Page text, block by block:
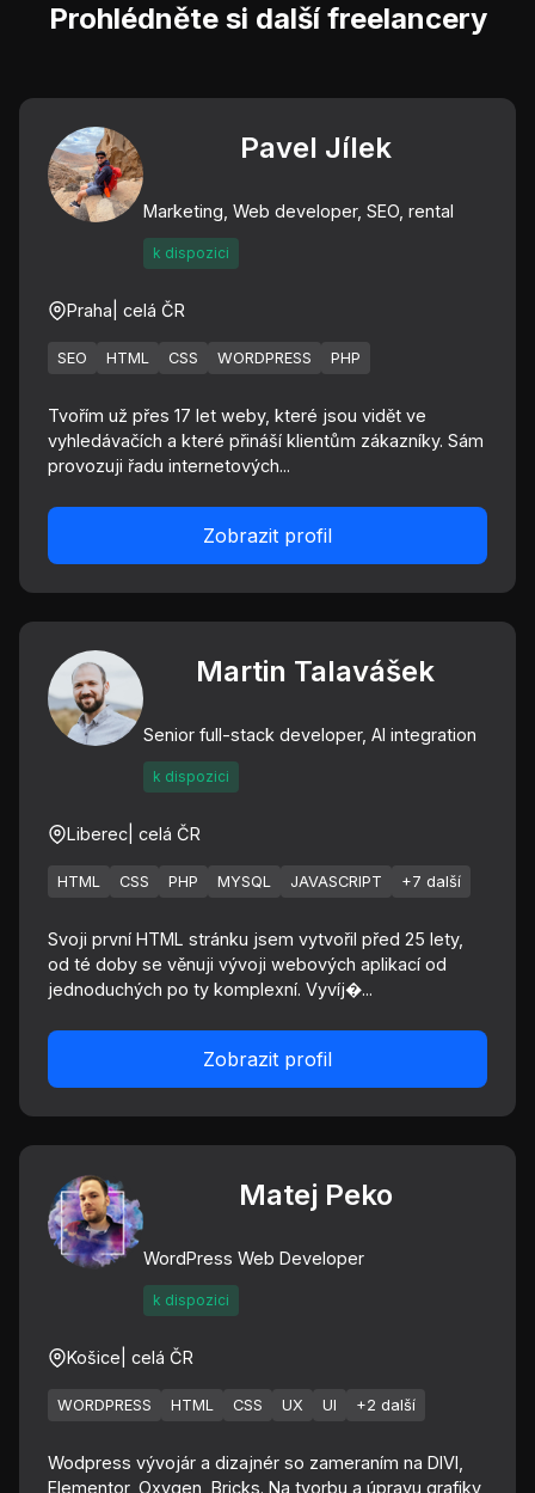
Prohlédněte si další freelancery
Pavel Jílek
Marketing, Web developer, SEO, rental
k dispozici
Praha | celá ČR
SEO HTML CSS WORDPRESS PHP
Tvořím už přes 17 let weby, které jsou vidět ve
vyhledávačích a které přináší klientům zákazníky. Sám
provozuji řadu internetových...
Zobrazit profil
Martin Talavášek
Senior full-stack developer, AI integration
k dispozici
Liberec | celá ČR
HTML CSS PHP MYSQL JAVASCRIPT +7 další
Svoji první HTML stránku jsem vytvořil před 25 lety,
od té doby se věnuji vývoji webových aplikací od
jednoduchých po ty komplexní. Vyvíj�...
Zobrazit profil
Matej Peko
WordPress Web Developer
k dispozici
Košice | celá ČR
WORDPRESS HTML CSS UX UI +2 další
Wodpress vývojár a dizajnér so zameraním na DIVI,
Elementor, Oxygen, Bricks. Na tvorbu a úpravu grafiky